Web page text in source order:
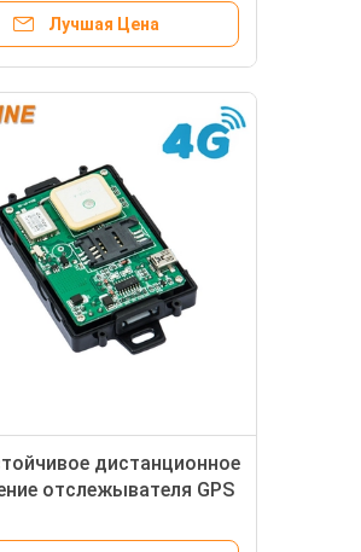
Лучшая Цена
дистанционное
отслежывателя GPS